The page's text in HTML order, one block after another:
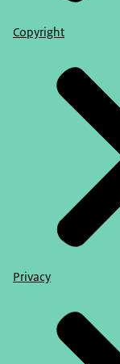
Copyright
Privacy